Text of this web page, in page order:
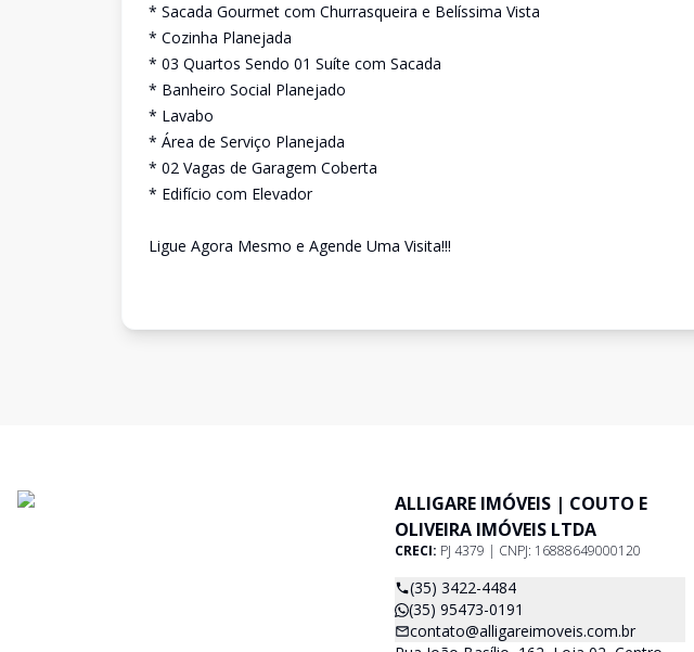
* Sacada Gourmet com Churrasqueira e Belíssima Vista
* Cozinha Planejada
* 03 Quartos Sendo 01 Suíte com Sacada
* Banheiro Social Planejado
* Lavabo
* Área de Serviço Planejada
* 02 Vagas de Garagem Coberta
* Edifício com Elevador
Ligue Agora Mesmo e Agende Uma Visita!!!
ALLIGARE IMÓVEIS | COUTO E
OLIVEIRA IMÓVEIS LTDA
CRECI: PJ 4379 | CNPJ: 16888649000120
(35) 3422-4484
(35) 95473-0191
contato@alligareimoveis.com.br